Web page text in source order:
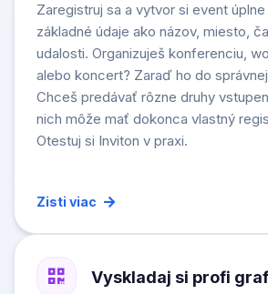
Zaregistruj sa a vytvor si event
základné údaje ako názov, miesto,
udalosti. Organizuješ konferenciu,
alebo koncert? Zaraď ho do
Chceš predávať rôzne druhy
nich môže mať dokonca vlastný
Otestuj si Inviton v praxi.
Zisti viac
Vyskladaj si profi